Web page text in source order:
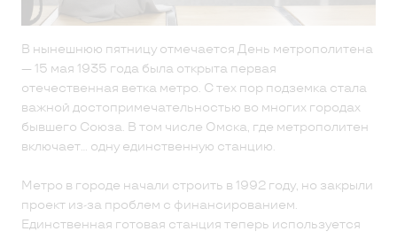
В нынешнюю пятницу отмечается День метрополитена
— 15 мая 1935 года была открыта первая
отечественная ветка метро. С тех пор подземка стала
важной достопримечательностью во многих городах
бывшего Союза. В том числе Омска, где метрополитен
включает… одну единственную станцию.
Метро в городе начали строить в 1992 году, но закрыли
проект из-за проблем с финансированием.
Единственная готовая станция теперь используется